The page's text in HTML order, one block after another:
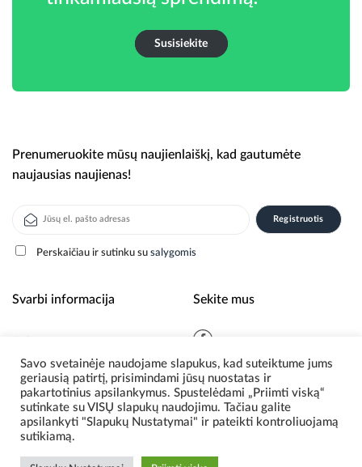
Susisiekite
Prenumeruokite mūsų naujienlaiškį, kad gautumėte
naujausias naujienas!
Perskaičiau ir sutinku su salygomis
Svarbi informacija
Naujienos
Privatumo politika
Sekite mus
© 2026 Scoding. Visos teisės saugomos.
Savo svetainėje naudojame slapukus, kad suteiktume jums
geriausią patirtį, prisimindami jūsų nuostatas ir
pakartotinius apsilankymus. Spustelėdami „Priimti viską“
sutinkate su VISŲ slapukų naudojimu. Tačiau galite
apsilankyti "Slapukų Nustatymai" ir pateikti kontroliuojamą
sutikiamą.